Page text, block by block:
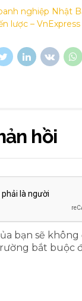
nghiệp Nhật
lược –
hồi
bạn sẽ không
bắt buộc